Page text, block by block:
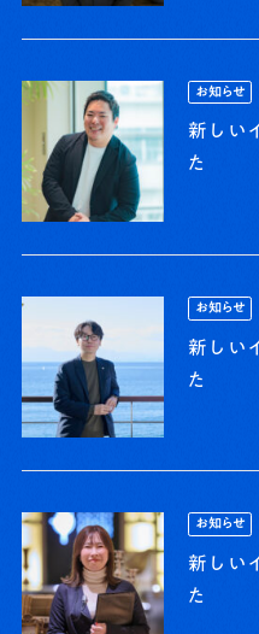
お知らせ
新しい
た
お知らせ
新しい
た
お知らせ
新しい
た